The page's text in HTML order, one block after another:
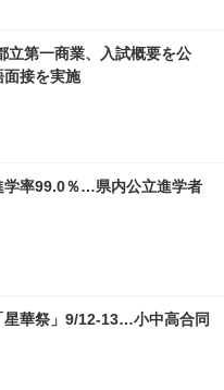
立第一商業、入試概要を公
接を実施
学率99.0％…県内公立進学者
星華祭」9/12-13…小中高合同